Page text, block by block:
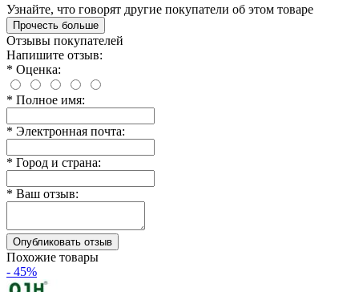
Узнайте, что говорят другие покупатели об этом товаре
Прочесть больше
Отзывы покупателей
Напишите отзыв:
* Оценка:
* Полное имя:
* Электронная почта:
* Город и страна:
* Ваш отзыв:
Похожие товары
- 45%